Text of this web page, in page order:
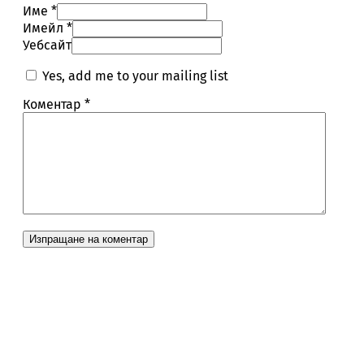
Име *
Имейл *
Уебсайт
Yes, add me to your mailing list
Коментар *